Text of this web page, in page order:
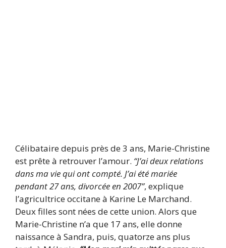
Célibataire depuis près de 3 ans, Marie-Christine
est prête à retrouver l’amour. “J’ai deux relations
dans ma vie qui ont compté. J’ai été mariée
pendant 27 ans, divorcée en 2007”, explique
l’agricultrice occitane à Karine Le Marchand.
Deux filles sont nées de cette union. Alors que
Marie-Christine n’a que 17 ans, elle donne
naissance à Sandra, puis, quatorze ans plus